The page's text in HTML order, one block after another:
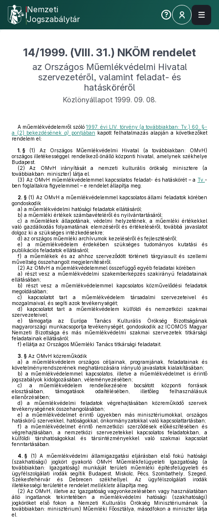
Nemzeti
Jogszabálytár
14/1999. (VIII. 31.) NKÖM rendelet
az Országos Műemlékvédelmi Hivatal
szervezetéről, valamint feladat- és
hatásköréről
Közlönyállapot 1999. 09. 08.
A műemlékvédelemről szóló1997. évi LIV. törvény (a továbbiakban: Tv.) 60. §-
a (2) bekezdésének a) pontjában kapott felhatalmazás alapján a következőket
rendelem el:
1. § (1)
Az Országos Műemlékvédelmi Hivatal (a továbbiakban: OMvH)
országos illetékességgel rendelkező önálló központi hivatal, amelynek székhelye
Budapest.
(2) Az OMvH irányítását a nemzeti kulturális örökség minisztere (a
továbbiakban: miniszter) látja el.
(3) Az OMvH műemlékvédelemmel kapcsolatos feladat- és hatáskörét – a Tv. -
ben foglaltakra figyelemmel – e rendelet állapítja meg.
2. § (1) Az OMvH a műemlékvédelemmel kapcsolatos állami feladatok körében
gondoskodik
a) a műemlékvédelmi hatósági feladatok ellátásáról;
b) a műemléki értékek számbavételéről és nyilvántartásáról;
c) a műemlékek állapotának, védelmi helyzetének, a műemléki értékekkel
való gazdálkodás folyamatának elemzéséről és értékeléséről, továbbá javaslatot
dolgoz ki a szükséges intézkedésekre;
d) az országos műemléki archívumok kezeléséről és fejlesztéséről;
e) a műemlékvédelem érdekében szükséges tudományos kutatási és
publikációs feladatok ellátásáról;
f) a műemlékek és az ahhoz szerveződött történeti tárgyiasult és szellemi
műveltség összehangolt megjelenítéséről.
(2) Az OMvH a műemlékvédelemmel összefüggő egyéb feladatai körében
a) részt vesz a műemlékvédelmi szakemberképzés szakirányú feladatainak
ellátásában;
b) részt vesz a műemlékvédelemmel kapcsolatos közművelődési feladatok
megoldásában;
c) kapcsolatot tart a műemlékvédelem társadalmi szervezeteivel és
mozgalmaival, és segíti azok tevékenységét;
d) kapcsolatot tart a műemlékvédelem külföldi és nemzetközi szakmai
szervezeteivel;
e) támogatja az Európa Tanács Kulturális Örökség Bizottságának
magyarországi munkacsoportja tevékenységét, gondoskodik az ICOMOS Magyar
Nemzeti Bizottsága és más műemlékvédelmi szakmai szervezetek titkársági
feladatainak ellátásáról;
f) ellátja az Országos Műemléki Tanács titkársági feladatait.
3. § Az OMvH közreműködik
a) a műemlékvédelem országos céljainak, programjának, feladatainak és
követelményrendszerének meghatározására irányuló javaslatok kialakításában;
b) a műemlékvédelemmel kapcsolatos, illetve a műemlékvédelmet is érintő
jogszabályok kidolgozásában, véleményezésében;
c) a műemlékvédelem rendelkezésére bocsátott központi források
elosztásában, támogatások odaítélésében, illetőleg felhasználásuk
ellenőrzésében;
d) a műemlékvédelmi feladatok végrehajtásában közreműködő szervek
tevékenységének összehangolásában;
e) a műemlékvédelmet érintő ügyekben más minisztériumokkal, országos
hatáskörű szervekkel, hatóságokkal, önkormányzatokkal való kapcsolattartásban;
f) a műemlékvédelmet érintő nemzetközi szerződések előkészítésében és
végrehajtásában, a nemzetközi szervezetekkel kapcsolatos feladatokban, a
külföldi társhatóságokkal és társintézményekkel való szakmai kapcsolat
fenntartásában.
4. § (1) A műemlékvédelmi államigazgatási eljárásban első fokú hatósági
(szakhatósági) jogkört gyakorló OMvH Műemlékfelügyeleti Igazgatóság (a
továbbiakban: Igazgatóság) munkáját területi műemléki építésfelügyeleti és
ügyfélszolgálati irodák segítik Budapest, Miskolc, Pécs, Szombathely, Szeged,
Székesfehérvár és Debrecen székhellyel. Az ügyfélszolgálati irodák
illetékességi területét e rendelet melléklete állapítja meg.
(2) Az OMvH, illetve az Igazgatóság vagyonkezelésében vagy használatában
álló ingatlanok tekintetében a műemlékvédelmi hatósági (szakhatósági)
jogköröket első fokon a Nemzeti Kulturális Örökség Minisztériumának (a
továbbiakban: minisztérium) Műemléki Főosztálya, másodfokon a miniszter látja
el.